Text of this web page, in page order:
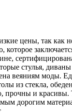
цены, так
стулья,
веяниям моды.
из стекла,
и красивы.
дорогим